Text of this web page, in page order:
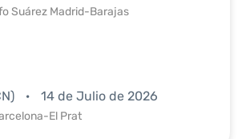
Suárez Madrid-Barajas
14 de Julio de 2026
El Prat